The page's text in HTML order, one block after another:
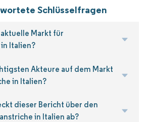
Schlüsselfragen
Markt für
Italien?
Akteure auf dem Markt
in Italien?
dieser Bericht über den
in Italien ab?